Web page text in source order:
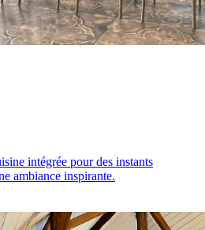
intégrée pour des instants
ambiance inspirante.